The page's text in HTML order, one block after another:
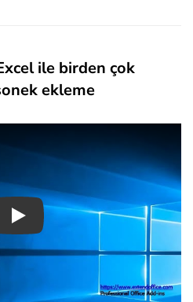
ile birden çok
ekleme
Play